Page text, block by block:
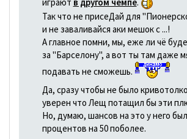
Так что не присеДай для
и не заваливайся аки мешок с ...!
А главное помни, мы, еже ли чё
за "Барселону", а вот ты там даже
подавать не сможешь.
Да, сразу чтобы не было
уверен что Лещ потащил бы эти
Но, думаю, шансов на это у него
процентов на 50 поболее.